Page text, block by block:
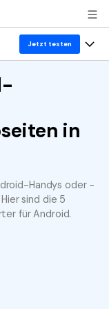
Jetzt testen
in
Handys oder -
sind die 5
für Android.